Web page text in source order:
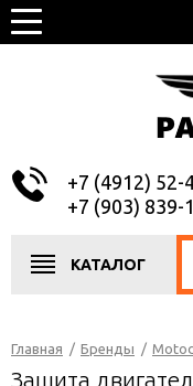
+7 (4912) 52-
+7 (903) 839-
КАТАЛОГ
Главная / Бренды /
Защита